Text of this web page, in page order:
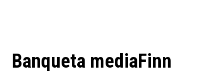
Banqueta mediaFinn